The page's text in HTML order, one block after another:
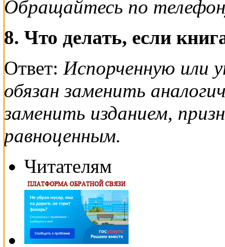
Обращайтесь по
8. Что делать, если
Ответ: Испорченную или
обязан заменить
заменить изданием,
равноценным.
Читателям